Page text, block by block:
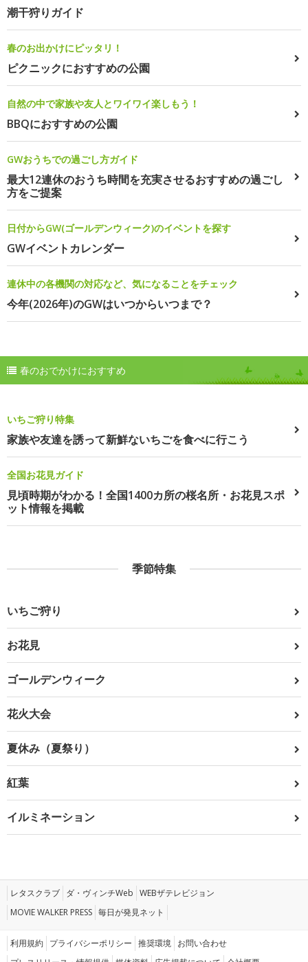
潮干狩りガイド
春のお出かけにピッタリ！
ピクニックにおすすめの公園
自然の中で家族や友人とワイワイ楽しもう！
BBQにおすすめの公園
GWおうちでの過ごし方ガイド
最大12連休のおうち時間を充実させるおすすめの過ごし
方をご提案
日付からGW(ゴールデンウィーク)のイベントを探す
GWイベントカレンダー
連休中の各機関の対応など、気になることをチェック
今年(2026年)のGWはいつからいつまで？
春のおでかけにおすすめ
いちご狩り特集
家族や友達を誘って新鮮ないちごを食べに行こう
全国お花見ガイド
見頃時期がわかる！全国1400カ所の桜名所・お花見スポ
ット情報を掲載
季節特集
いちご狩り
お花見
ゴールデンウィーク
花火大会
夏休み（夏祭り）
紅葉
イルミネーション
レタスクラブ ダ・ヴィンチWeb WEBザテレビジョン
MOVIE WALKER PRESS 毎日が発見ネット
利用規約 プライバシーポリシー 推奨環境 お問い合わせ